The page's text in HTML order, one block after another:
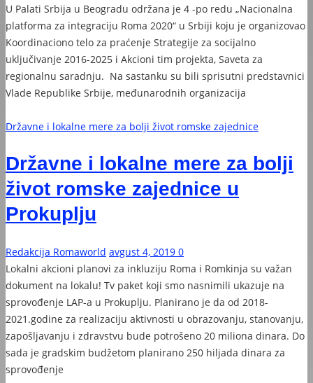
U Palati Srbija u Beogradu održana je 4 -po redu „Nacionalna
platforma za integraciju Roma 2020“ u Srbiji koju je organizovao
Koordinaciono telo za praćenje Strategije za socijalno
uključivanje 2016-2025 i Akcioni tim projekta, Saveta za
regionalnu saradnju. Na sastanku su bili sprisutni predstavnici
Vlade Republike Srbije, međunarodnih organizacija
Državne i lokalne mere za bolji život romske zajednice
Državne i lokalne mere za bolji
život romske zajednice u
Prokuplju
Redakcija Romaworld avgust 4, 2019 0
Lokalni akcioni planovi za inkluziju Roma i Romkinja su važan
dokument na lokalu! Tv paket koji smo nasnimili ukazuje na
sprovođenje LAP-a u Prokuplju. Planirano je da od 2018-
2021.godine za realizaciju aktivnosti u obrazovanju, stanovanju,
zapošljavanju i zdravstvu bude potrošeno 20 miliona dinara. Do
sada je gradskim budžetom planirano 250 hiljada dinara za
sprovođenje